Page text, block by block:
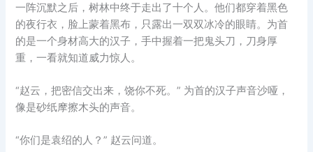
一阵沉默之后，树林中终于走出了十个人。他们都穿着黑色
的夜行衣，脸上蒙着黑布，只露出一双双冰冷的眼睛。为首
的是一个身材高大的汉子，手中握着一把鬼头刀，刀身厚
重，一看就知道威力惊人。
“赵云，把密信交出来，饶你不死。” 为首的汉子声音沙哑，
像是砂纸摩擦木头的声音。
“你们是袁绍的人？” 赵云问道。